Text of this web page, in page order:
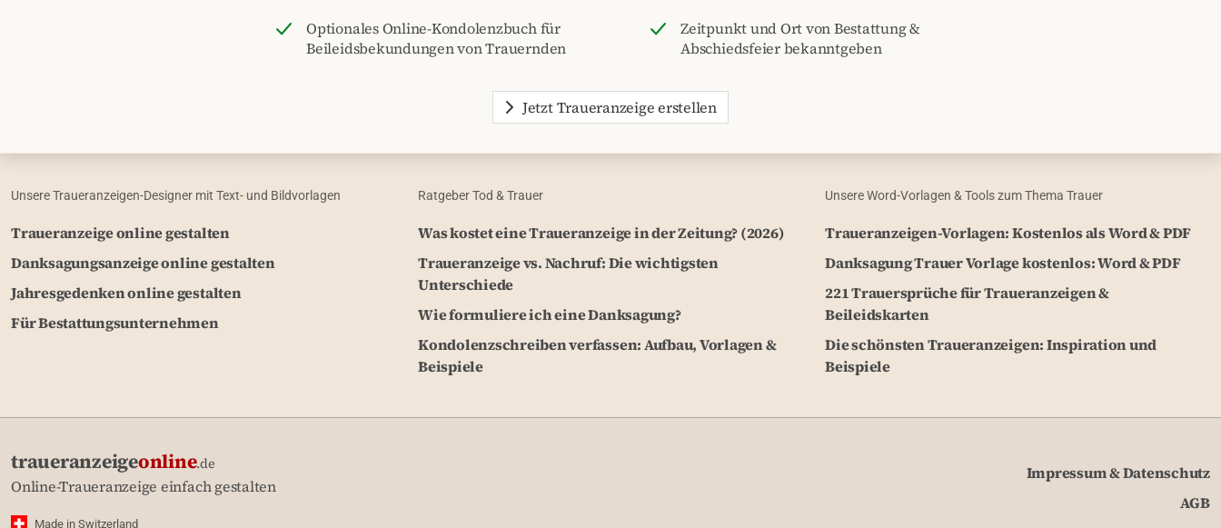
Optionales Online-Kondolenzbuch für
Beileidsbekundungen von Trauernden
Zeitpunkt und Ort von Bestattung &
Abschiedsfeier bekanntgeben
Jetzt Traueranzeige erstellen
Unsere Traueranzeigen-Designer mit Text- und Bildvorlagen
Traueranzeige online gestalten
Danksagungsanzeige online gestalten
Jahresgedenken online gestalten
Für Bestattungsunternehmen
Ratgeber Tod & Trauer
Was kostet eine Traueranzeige in der Zeitung? (2026)
Traueranzeige vs. Nachruf: Die wichtigsten
Unterschiede
Wie formuliere ich eine Danksagung?
Kondolenzschreiben verfassen: Aufbau, Vorlagen &
Beispiele
Unsere Word-Vorlagen & Tools zum Thema Trauer
Traueranzeigen-Vorlagen: Kostenlos als Word & PDF
Danksagung Trauer Vorlage kostenlos: Word & PDF
221 Trauersprüche für Traueranzeigen &
Beileidskarten
Die schönsten Traueranzeigen: Inspiration und
Beispiele
traueranzeigeonline.de
Online-Traueranzeige einfach gestalten
Made in Switzerland
Impressum & Datenschutz
AGB